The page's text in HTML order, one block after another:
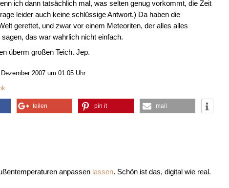
ich dann tatsächlich mal, was selten genug vorkommt, die Zeit
leider auch keine schlüssige Antwort.) Da haben die
gerettet, und zwar vor einem Meteoriten, der alles alles
das war wahrlich nicht einfach.
überm großen Teich. Jep.
2007 um 01:05 Uhr
teilen pin it mail
anpassen lassen. Schön ist das, digital wie real.